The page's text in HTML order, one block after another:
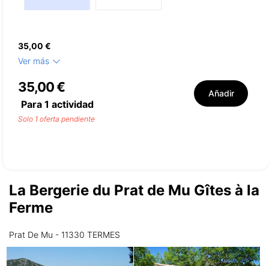
35,00 €
Ver más
35,00 €
Para 1 actividad
Añadir
Solo 1 oferta pendiente
La Bergerie du Prat de Mu Gîtes à la
Ferme
Prat De Mu - 11330 TERMES